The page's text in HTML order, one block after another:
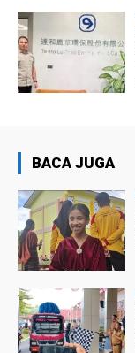
BACA JUGA